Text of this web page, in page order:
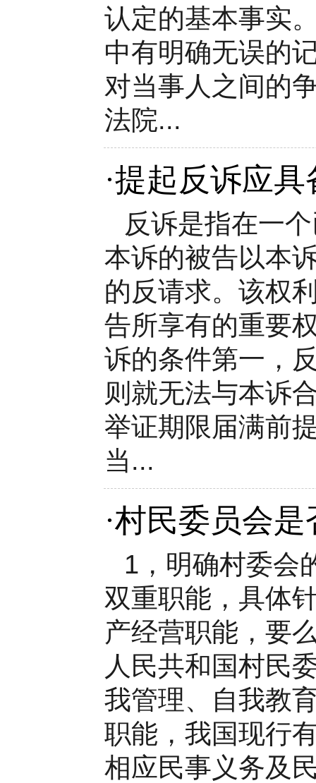
认定的基本事实
中有明确无误的
对当事人之间的
法院...
·提起反诉应
反诉是指在一
本诉的被告以本
的反请求。该权
告所享有的重要
诉的条件第一，
则就无法与本诉
举证期限届满前
当...
·村民委员会
1，明确村委会
双重职能，具体
产经营职能，要
人民共和国村民
我管理、自我教
职能，我国现行
相应民事义务及